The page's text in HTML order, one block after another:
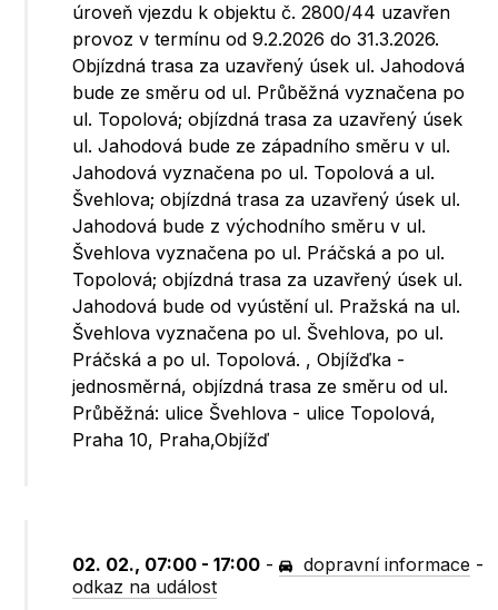
úroveň vjezdu k objektu č. 2800/44 uzavřen
provoz v termínu od 9.2.2026 do 31.3.2026.
Objízdná trasa za uzavřený úsek ul. Jahodová
bude ze směru od ul. Průběžná vyznačena po
ul. Topolová; objízdná trasa za uzavřený úsek
ul. Jahodová bude ze západního směru v ul.
Jahodová vyznačena po ul. Topolová a ul.
Švehlova; objízdná trasa za uzavřený úsek ul.
Jahodová bude z východního směru v ul.
Švehlova vyznačena po ul. Práčská a po ul.
Topolová; objízdná trasa za uzavřený úsek ul.
Jahodová bude od vyústění ul. Pražská na ul.
Švehlova vyznačena po ul. Švehlova, po ul.
Práčská a po ul. Topolová. , Objížďka -
jednosměrná, objízdná trasa ze směru od ul.
Průběžná: ulice Švehlova - ulice Topolová,
Praha 10, Praha,Objížď
02. 02., 07:00 - 17:00 - dopravní informace -
odkaz na událost